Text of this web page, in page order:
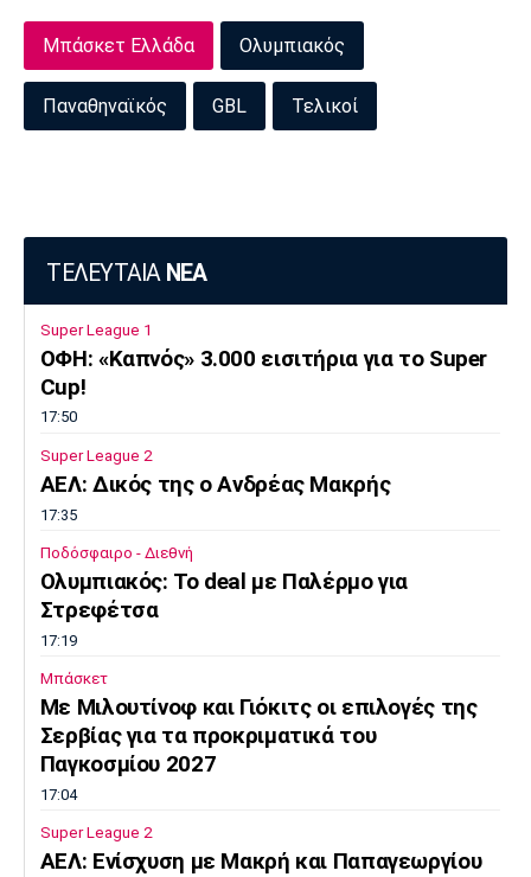
Μπάσκετ Ελλάδα Ολυμπιακός
Παναθηναϊκός GBL Τελικοί
ΤΕΛΕΥΤΑΙΑ ΝΕΑ
Super League 1
ΟΦΗ: «Καπνός» 3.000 εισιτήρια για το Super
Cup!
17:50
Super League 2
AEΛ: Δικός της ο Ανδρέας Μακρής
17:35
Ποδόσφαιρο - Διεθνή
Ολυμπιακός: Το deal με Παλέρμο για
Στρεφέτσα
17:19
Μπάσκετ
Mε Μιλουτίνοφ και Γιόκιτς οι επιλογές της
Σερβίας για τα προκριματικά του
Παγκοσμίου 2027
17:04
Super League 2
AEΛ: Ενίσχυση με Μακρή και Παπαγεωργίου